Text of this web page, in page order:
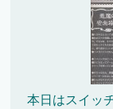
本日はスイッ